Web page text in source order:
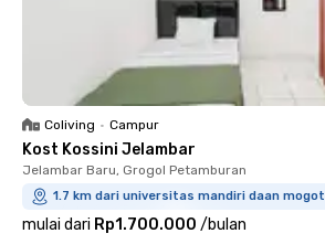
Coliving • Campur
Kost Kossini Jelambar
Jelambar Baru, Grogol Petamburan
1.7 km dari universitas mandiri daan mogot
mulai dari Rp1.700.000 /bulan